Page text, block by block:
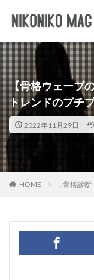
【骨格ウェーブ
トレンドのプチ
2022年11月29日
HOME ..骨格診断
淡色女子 韓国女子
カテゴリー